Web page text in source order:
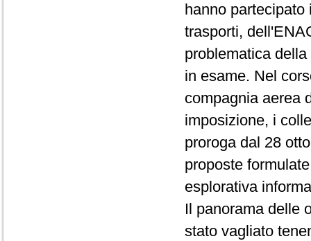
hanno
trasporti,
problematica
in esame. Nel
compagnia aerea
imposizione, i
proroga dal 28
proposte
esplorativa
Il panorama delle
stato vagliato